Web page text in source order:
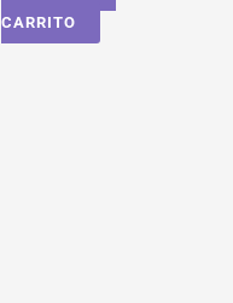
CARRITO